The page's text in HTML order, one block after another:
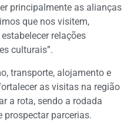
principalmente as alianças
que nos visitem,
relações
culturais”.
transporte, alojamento e
as visitas na região
a rota, sendo a rodada
prospectar parcerias.